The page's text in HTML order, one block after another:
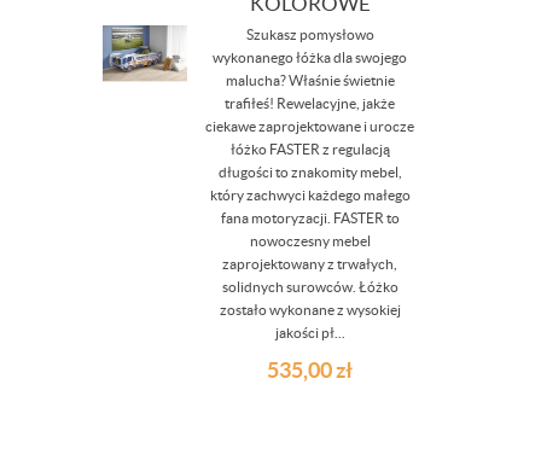
Szukasz pomysłowo
wykonanego łóżka dla swojego
malucha? Właśnie świetnie
trafiłeś! Rewelacyjne, jakże
ciekawe zaprojektowane i urocze
łóżko FASTER z regulacją
długości to znakomity mebel,
który zachwyci każdego małego
fana motoryzacji. FASTER to
nowoczesny mebel
zaprojektowany z trwałych,
solidnych surowców. Łóżko
zostało wykonane z wysokiej
jakości pł...
535,00zł